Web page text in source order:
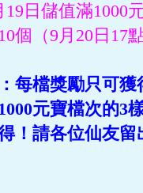
19日儲值滿1000
個 （9月20日 17
每檔獎勵只可獲
元寶檔次的3
！請各位仙友